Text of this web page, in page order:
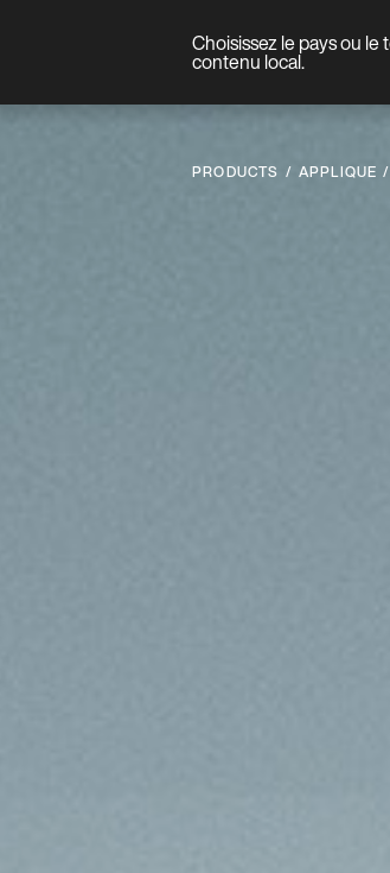
Choisissez le pays ou
contenu local.
PRODUCTS APPLIQUE